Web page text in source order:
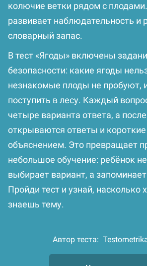
колючие ветки рядом с
развивает наблюдательность и
словарный запас.
В тест «Ягоды» включены
безопасности: какие ягоды
незнакомые плоды не пробуют,
поступить в лесу. Каждый
четыре варианта ответа, а
открываются ответы и
объяснением. Это превращает
небольшое обучение: ребёнок
выбирает вариант, а
Пройди тест и узнай, насколько
знаешь тему.
Автор теста: